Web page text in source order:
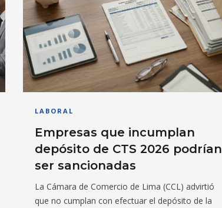
LABORAL
Empresas que incumplan
depósito de CTS 2026 podrían
ser sancionadas
La Cámara de Comercio de Lima (CCL) advirtió
que no cumplan con efectuar el depósito de la